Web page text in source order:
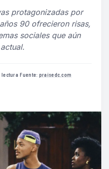
protagonizadas por
90 ofrecieron risas,
sociales que aún
lectura·Fuente: praisedc.com